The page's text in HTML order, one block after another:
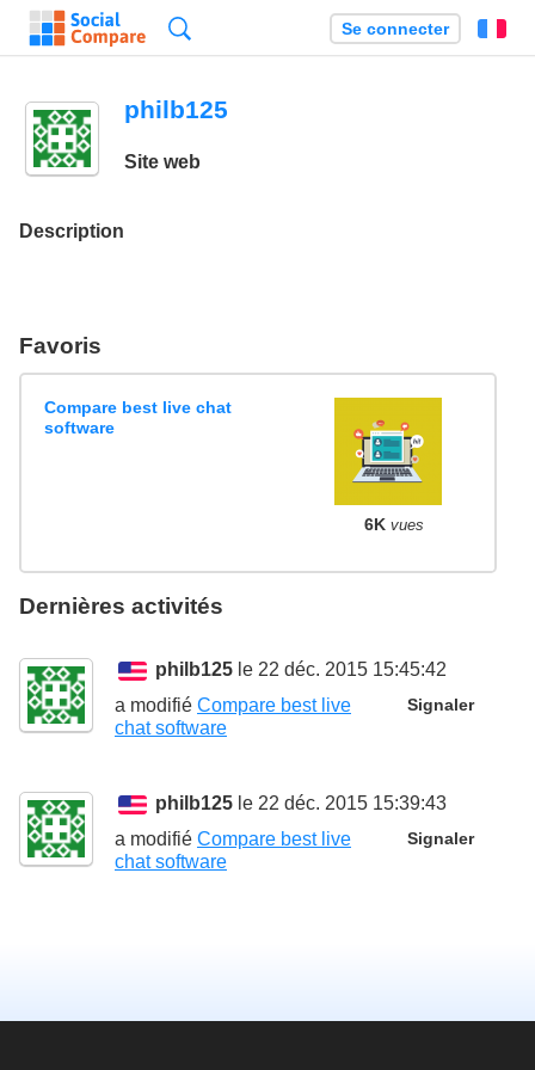
Se connecter
philb125
Site web
Description
Favoris
Compare best live chat
software
6K vues
Dernières activités
philb125 le 22 déc. 2015 15:45:42
Signaler
a modifié Compare best live
chat software
philb125 le 22 déc. 2015 15:39:43
Signaler
a modifié Compare best live
chat software